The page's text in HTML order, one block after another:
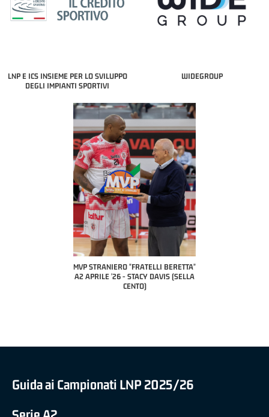
LNP E ICS INSIEME PER LO SVILUPPO
DEGLI IMPIANTI SPORTIVI
WIDEGROUP
MVP "FRATELLI BERETTA" SAMUEL
DILAS B NAZIONALE APRILE '26 -
MARCO RESTELLI (TAV TREVIGLIO
Guida ai Campionati LNP 2025/26